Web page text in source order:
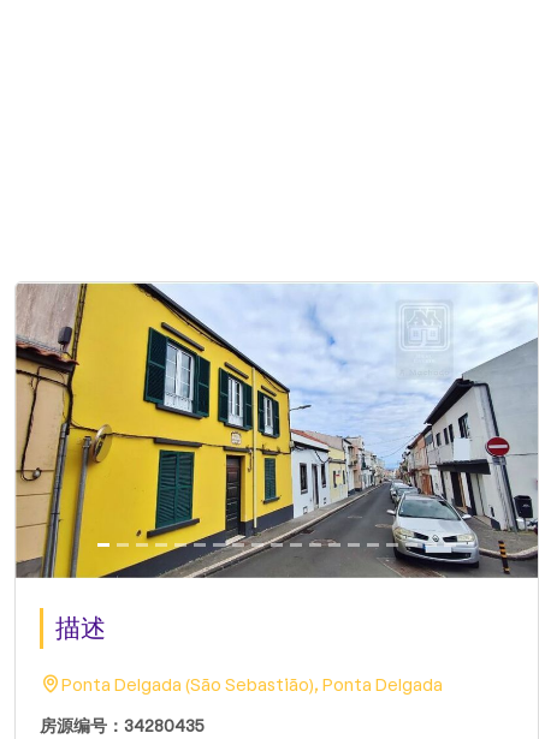
描述
Ponta Delgada (São Sebastião), Ponta Delgada
房源编号：34280435